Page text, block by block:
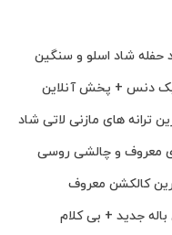
حفله شاد اسلو و سنگین
دنس + پخش آنلاین
ترانه های مازنی لاتی شاد
معروف و چالشی روسی
کالکشن معروف
جدید + بی کلام